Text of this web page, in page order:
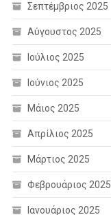
Σεπτέμβριος 2025
Αύγουστος 2025
Ιούλιος 2025
Ιούνιος 2025
Μάιος 2025
Απρίλιος 2025
Μάρτιος 2025
Φεβρουάριος 2025
Ιανουάριος 2025